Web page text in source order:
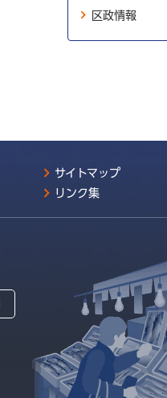
区政情報
サイトマップ
リンク集